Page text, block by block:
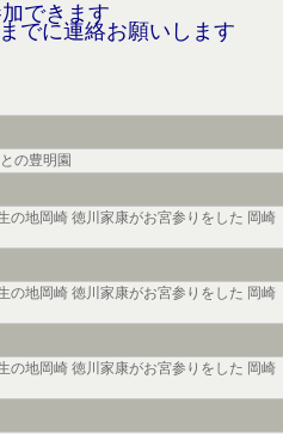
できます
でに連絡お願いします
の豊明園
地岡崎 徳川家康がお宮参りをした 岡崎
地岡崎 徳川家康がお宮参りをした 岡崎
地岡崎 徳川家康がお宮参りをした 岡崎